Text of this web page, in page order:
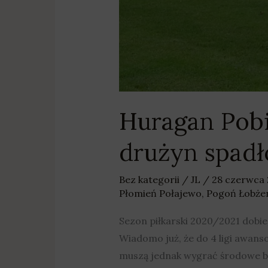
Huragan
drużyn
Bez kategorii/ JL / 28 czerwca
Płomień Połajewo, Pogoń
Sezon piłkarski 2020/2021
Wiadomo już, że do 4 ligi
muszą jednak wygrać środowe